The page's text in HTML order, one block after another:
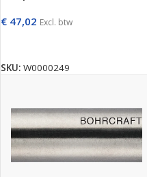
€ 47,02 Excl. btw
SKU: W0000249